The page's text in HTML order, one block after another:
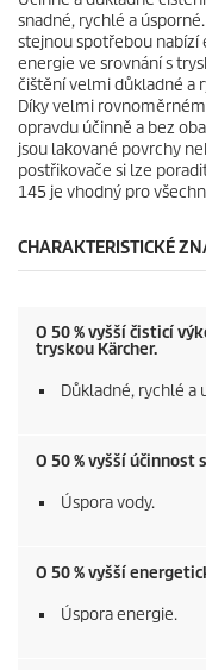
r
e
c
e
n
z
í
snadné, rychlé a
stejnou spotřebou nabízí
energie ve srovnání s
čištění velmi důkladné a
Díky velmi
opravdu účinně a bez
jsou lakované povrchy
postřikovače si lze
145 je vhodný pro
CHARAKTERISTICKÉ
O 50 % vyšší čisticí
tryskou Kärcher.
Důkladné, rychlé a
O 50 % vyšší účinnost
Úspora vody.
O 50 % vyšší
Úspora energie.